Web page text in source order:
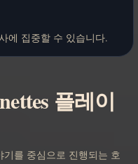
에 집중할 수 있습니다.
플레이
기를 중심으로 진행되는 호